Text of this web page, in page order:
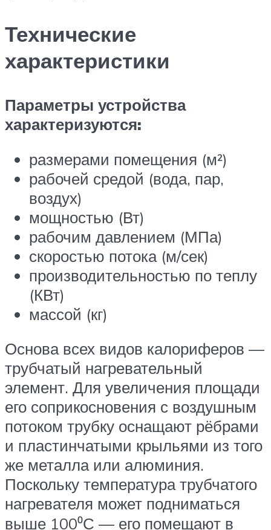
Технические
характеристики
Параметры устройства
характеризуются:
размерами помещения (м²)
рабочей средой (вода, пар,
воздух)
мощностью (Вт)
рабочим давлением (МПа)
скоростью потока (м/сек)
производительностью по теплу
(КВт)
массой (кг)
Основа всех видов калориферов —
трубчатый нагревательный
элемент. Для увеличения площади
его соприкосновения с воздушным
потоком трубку оснащают рёбрами
и пластинчатыми крыльями из того
же металла или алюминия.
Поскольку температура трубчатого
нагревателя может подниматься
выше 100⁰С — его помещают в